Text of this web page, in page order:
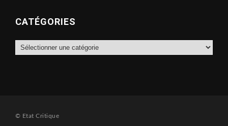
CATÉGORIES
Catégories
© Etat Critique